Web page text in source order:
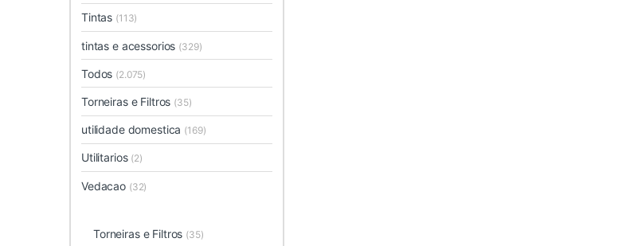
Tintas (113)
tintas e acessorios (329)
Todos (2.075)
Torneiras e Filtros (35)
utilidade domestica (169)
Utilitarios (2)
Vedacao (32)
Torneiras e Filtros (35)